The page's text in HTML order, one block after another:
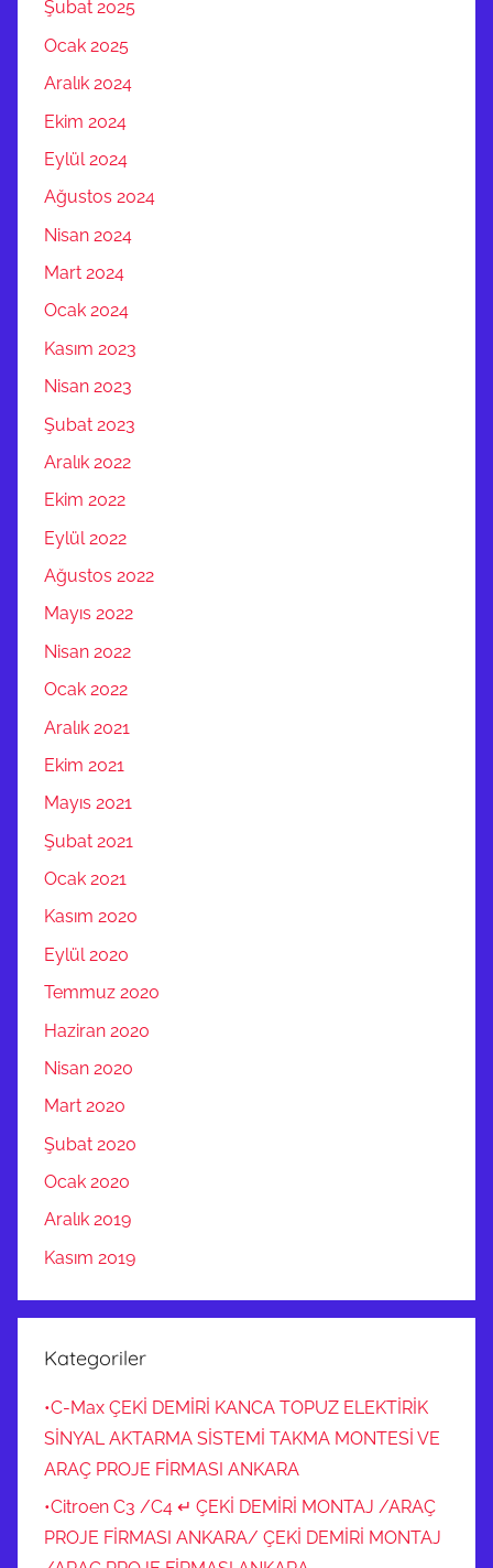
Şubat 2025
Ocak 2025
Aralık 2024
Ekim 2024
Eylül 2024
Ağustos 2024
Nisan 2024
Mart 2024
Ocak 2024
Kasım 2023
Nisan 2023
Şubat 2023
Aralık 2022
Ekim 2022
Eylül 2022
Ağustos 2022
Mayıs 2022
Nisan 2022
Ocak 2022
Aralık 2021
Ekim 2021
Mayıs 2021
Şubat 2021
Ocak 2021
Kasım 2020
Eylül 2020
Temmuz 2020
Haziran 2020
Nisan 2020
Mart 2020
Şubat 2020
Ocak 2020
Aralık 2019
Kasım 2019
Kategoriler
•C-Max ÇEKİ DEMİRİ KANCA TOPUZ ELEKTİRİK
SİNYAL AKTARMA SİSTEMİ TAKMA MONTESİ VE
ARAÇ PROJE FİRMASI ANKARA
•Citroen C3 /C4 ↵ ÇEKİ DEMİRİ MONTAJ /ARAÇ
PROJE FİRMASI ANKARA/ ÇEKİ DEMİRİ MONTAJ